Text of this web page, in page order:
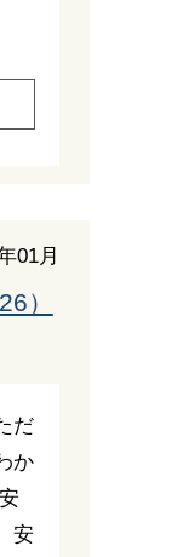
01月
）
だ
か
安